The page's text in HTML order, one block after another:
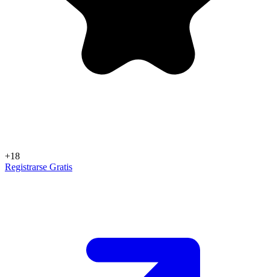
+18
Registrarse Gratis